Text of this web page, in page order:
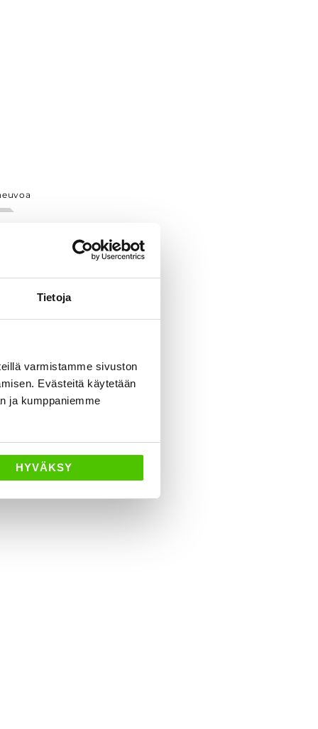
Tietoja
varmistamme sivuston
Evästeitä käytetään
ja kumppaniemme
HYVÄKSY